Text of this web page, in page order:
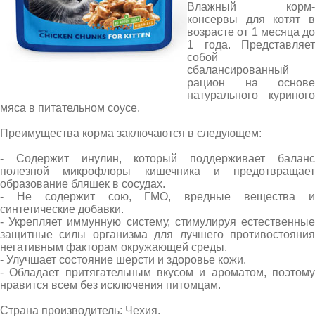
Влажный корм-
консервы для котят в
возрасте от 1 месяца до
1 года. Представляет
собой
сбалансированный
рацион на основе
натурального куриного
мяса в питательном соусе.
Преимущества корма заключаются в следующем:
- Содержит инулин, который поддерживает баланс
полезной микрофлоры кишечника и предотвращает
образование бляшек в сосудах.
- Не содержит сою, ГМО, вредные вещества и
синтетические добавки.
- Укрепляет иммунную систему, стимулируя естественные
защитные силы организма для лучшего противостояния
негативным факторам окружающей среды.
- Улучшает состояние шерсти и здоровье кожи.
- Обладает притягательным вкусом и ароматом, поэтому
нравится всем без исключения питомцам.
Страна производитель: Чехия.